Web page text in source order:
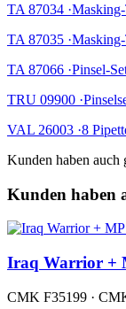
TA 87034
TA 87035
TA 87066 ·Pinsel-
TRU 09900
VAL 26003 ·8
Kunden haben auch
Kunden haben
Iraq Warrior +
CMK F35199 ·